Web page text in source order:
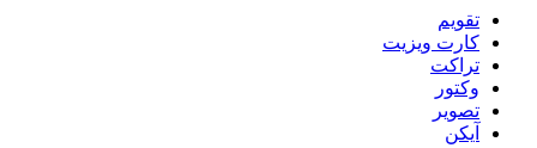
تقویم
کارت ویزیت
تراکت
وکتور
تصویر
آیکن